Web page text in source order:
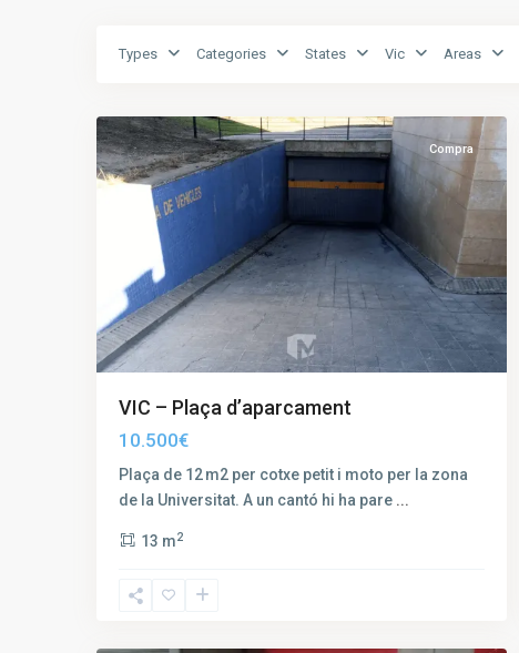
Types Categories States Vic Areas
Compra
VIC – Plaça d’aparcament
10.500€
Plaça de 12 m2 per cotxe petit i moto per la zona
de la Universitat. A un cantó hi ha pare ...
13 m2
Remei,